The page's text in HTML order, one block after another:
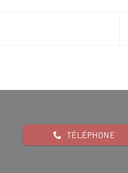
TÉLÉPHONE